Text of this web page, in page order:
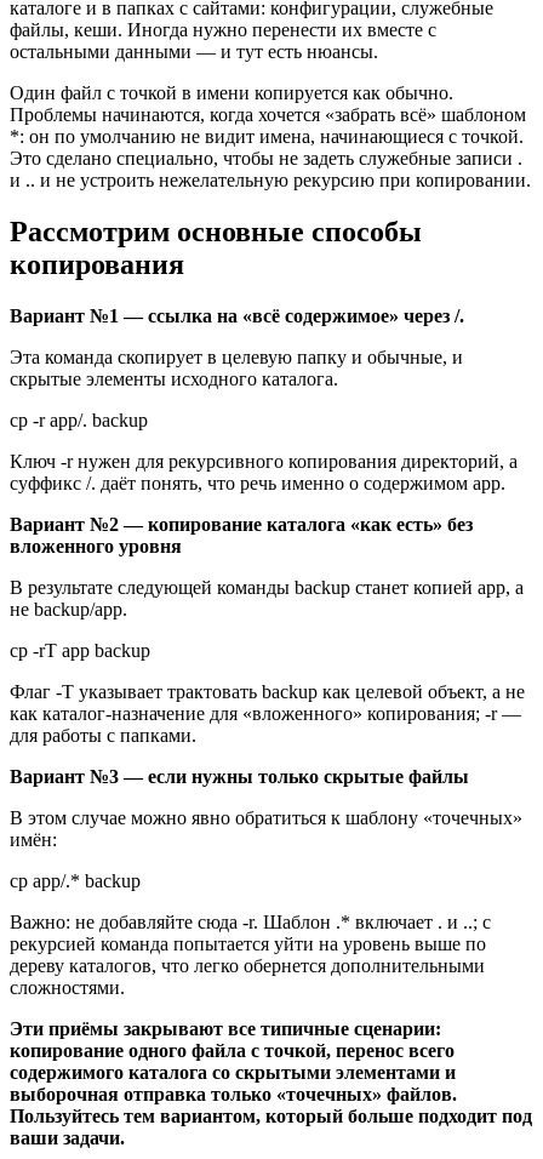
каталоге и в папках с сайтами: конфигурации, служебные
файлы, кеши. Иногда нужно перенести их вместе с
остальными данными — и тут есть нюансы.
Один файл с точкой в имени копируется как обычно.
Проблемы начинаются, когда хочется «забрать всё» шаблоном
*: он по умолчанию не видит имена, начинающиеся с точкой.
Это сделано специально, чтобы не задеть служебные записи .
и .. и не устроить нежелательную рекурсию при копировании.
Рассмотрим основные способы
копирования
Вариант №1 — ссылка на «всё содержимое» через /.
Эта команда скопирует в целевую папку и обычные, и
скрытые элементы исходного каталога.
cp -r app/. backup
Ключ -rнужен для рекурсивного копирования директорий, а
суффикс /. даёт понять, что речь именно о содержимом app.
Вариант №2 — копирование каталога «как есть» без
вложенного уровня
В результате следующей команды backup станет копией app, а
не backup/app.
cp -rT app backup
Флаг -T указывает трактовать backup как целевой объект, а не
как каталог-назначение для «вложенного» копирования; -r—
для работы с папками.
Вариант №3 — если нужны только скрытые файлы
В этом случае можно явно обратиться к шаблону «точечных»
имён:
cp app/.* backup
Важно: не добавляйте сюда -r. Шаблон .* включает . и ..; с
рекурсией команда попытается уйти на уровень выше по
дереву каталогов, что легко обернется дополнительными
сложностями.
Эти приёмы закрывают все типичные сценарии:
копирование одного файла с точкой, перенос всего
содержимого каталога со скрытыми элементами и
выборочная отправка только «точечных» файлов.
Пользуйтесь тем вариантом, который больше подходит под
ваши задачи.